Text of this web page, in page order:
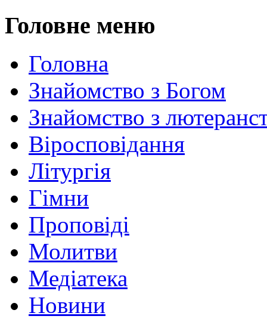
Головне меню
Головна
Знайомство з Богом
Знайомство з
Віросповідання
Літургія
Гімни
Проповіді
Молитви
Медіатека
Новини